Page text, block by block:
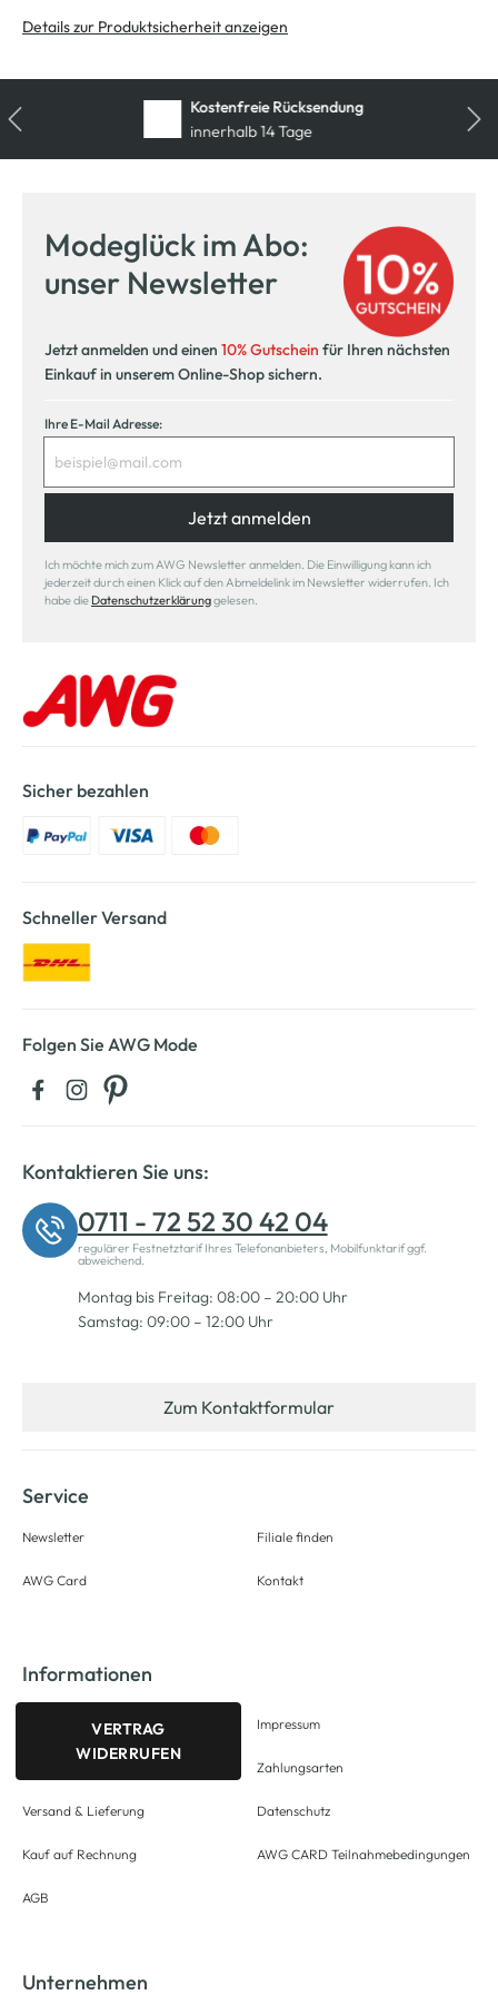
Details zur Produktsicherheit anzeigen
Kostenfreie Rücksendung
innerhalb 14 Tage
Modeglück im Abo:
unser Newsletter
Jetzt anmelden und einen 10% Gutschein für Ihren nächsten
Einkauf in unserem Online-Shop sichern.
Ihre E-Mail Adresse:
Jetzt anmelden
Ich möchte mich zum AWG Newsletter anmelden. Die Einwilligung kann ich
jederzeit durch einen Klick auf den Abmeldelink im Newsletter widerrufen. Ich
habe die Datenschutzerklärunggelesen.
Sicher bezahlen
Schneller Versand
Folgen Sie AWG Mode
Kontaktieren Sie uns:
0711 - 72 52 30 42 04
regulärer Festnetztarif Ihres Telefonanbieters, Mobilfunktarif ggf.
abweichend.
Montag bis Freitag: 08:00 – 20:00 Uhr
Samstag: 09:00 – 12:00 Uhr
Zum Kontaktformular
Service
Newsletter
AWG Card
Filiale finden
Kontakt
Informationen
VERTRAG
WIDERRUFEN
Versand & Lieferung
Kauf auf Rechnung
AGB
Impressum
Zahlungsarten
Datenschutz
AWG CARD Teilnahmebedingungen
Unternehmen